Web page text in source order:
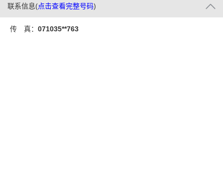
联系信息(点击查看完整号码)
传 真： 071035**763